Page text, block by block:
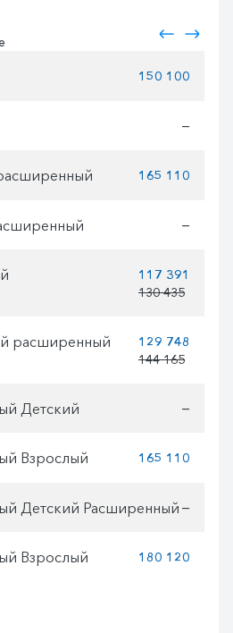
150 100
—
165 110
—
117 391
130 435
расширенный
129 748
144 165
Детский —
Взрослый 165 110
Детский Расширенный —
Взрослый
180 120